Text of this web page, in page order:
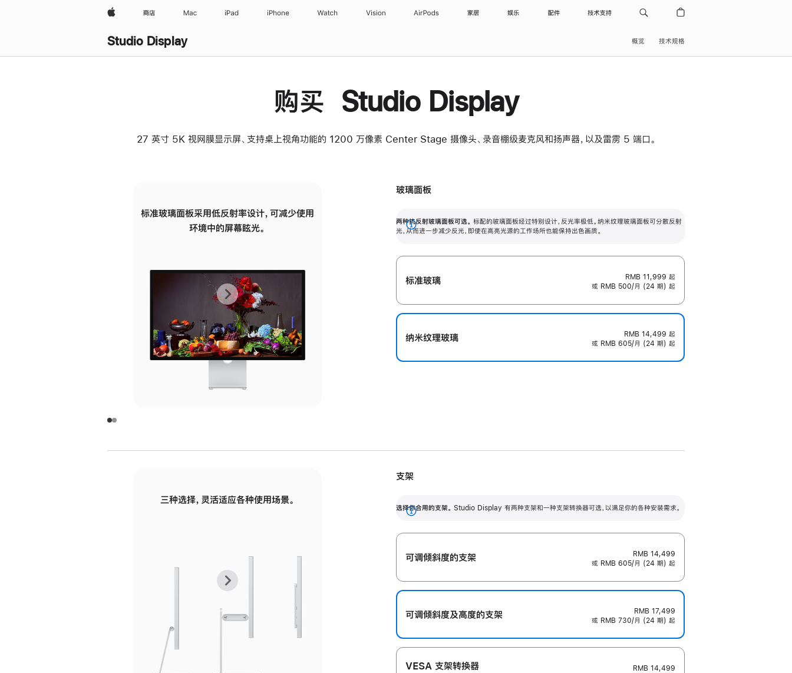
Apple 商店 Mac iPad iPhone Watch Vision AirPods 家居 娱乐 配件 技术支持
Studio Display 概览 技术规格
购买 Studio Display
27 英寸 5K 视网膜显示屏、支持桌上视角功能的 1200 万像素 Center Stage 摄像头、录音棚级麦克风和扬声器，以及雷雳 5 端口。
标准玻璃面板采用低反射率设计，可减少使用
环境中的屏幕眩光。
有高亮光源的场所使用，也能保持出色画质。
上
一
张
图
面
下
一
张
图
面
玻璃面板
两种抗反射玻璃面板可选。 标配的玻璃面板经过特别设计，反光率极低。纳米纹理玻璃面板可分散反射
光，从而进一步减少反光，即使在高亮光源的工作场所也能保持出色画质。
展
标准玻璃 RMB 11,999 起
或 RMB 500/月 (24 期) 起
纳米纹理玻璃 RMB 14,499 起
或 RMB 605/月 (24 期) 起
三种选择，灵活适应各种使用场景。
调节范围。
毫米的高度调节范围。
上
张
下
张
支架
选择你合用的支架。 Studio Display 有两种支架和一种支架转换器可选，以满足你的各种安装需求。
展
开
可调倾斜度的支架
RMB 14,499
或 RMB 605/月 (24 期) 起
可调倾斜度及高‍度的支‍架
RMB 17,499
或 RMB 730/月 (24 期) 起
VESA 支架转换器
RMB 14,499